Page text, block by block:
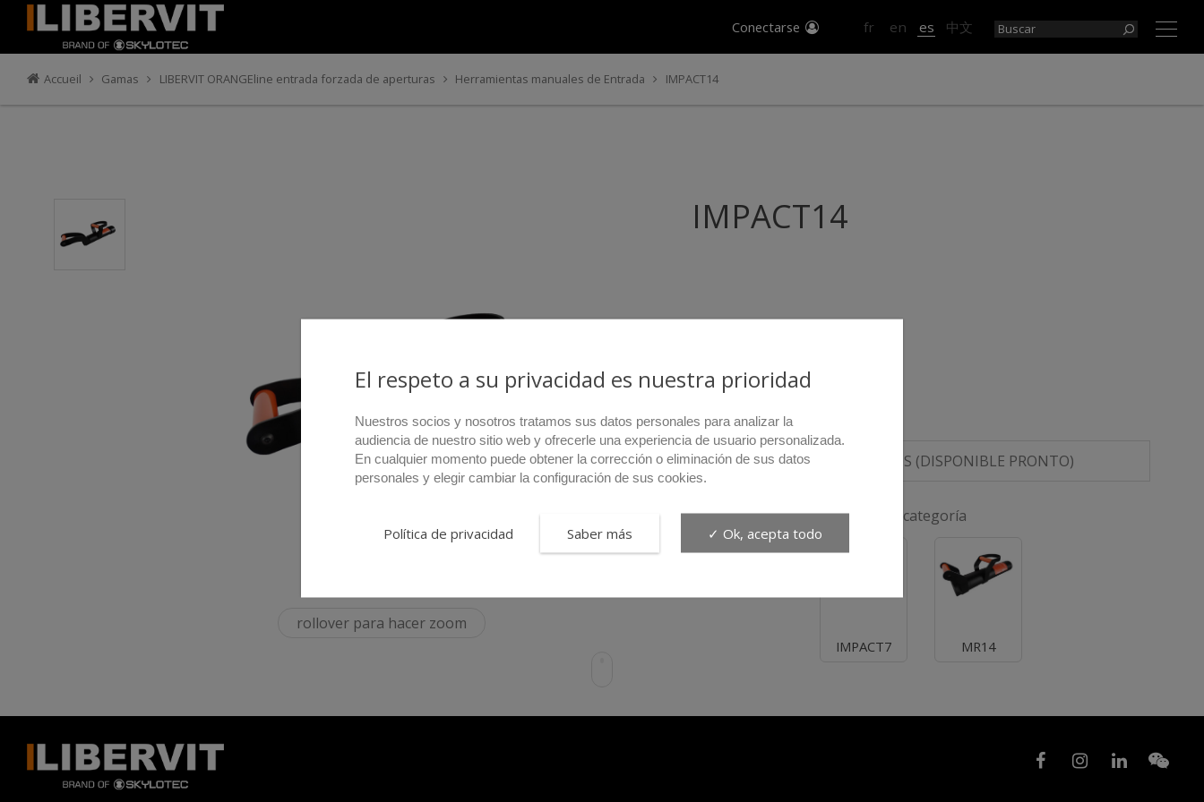
Conectarse fr en es 中文
Accueil Gamas LIBERVIT ORANGEline entrada forzada de aperturas Herramientas manuales de Entrada IMPACT14
rollover para hacer zoom
IMPACT14
Saber más
HOJA DE DATOS (DISPONIBLE PRONTO)
Articulos relacionadas con esta categoría
IMPACT7 MR14
El respeto a su privacidad es nuestra prioridad
Nuestros socios y nosotros tratamos sus datos personales para analizar la
audiencia de nuestro sitio web y ofrecerle una experiencia de usuario personalizada.
En cualquier momento puede obtener la corrección o eliminación de sus datos
personales y elegir cambiar la configuración de sus cookies.
Política de privacidad Saber más ✓ Ok, acepta todo